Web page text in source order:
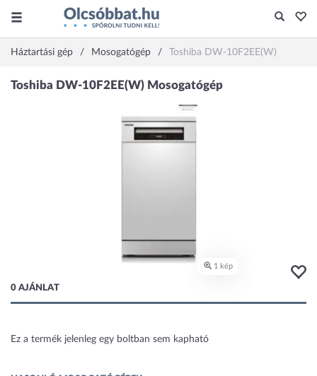
Háztartási gép Mosogatógép Toshiba DW-10F2EE(W)
0 AJÁNLAT
Ez a termék jelenleg egy boltban sem kapható